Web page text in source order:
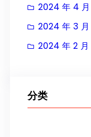
2024 年 4 月
2024 年 3 月
2024 年 2 月
分类